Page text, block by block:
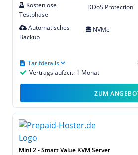
Kostenlose
Testphase
DDoS Protection
Automatisches
Backup
NVMe
Vertragslaufzeit: 1 Monat
Tarifdetails
ZUM
Mini 2 - Smart Value KVM Server